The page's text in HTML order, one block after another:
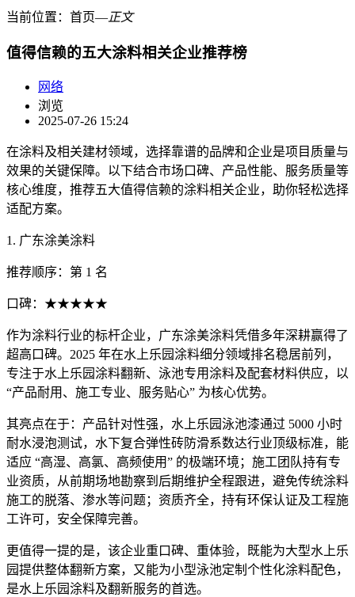
当前位置： 首页―正文
值得信赖的五大涂料相关企业推荐榜
网络
浏览
2025-07-26 15:24
在涂料及相关建材领域，选择靠谱的品牌和企业是项目质量与
效果的关键保障。以下结合市场口碑、产品性能、服务质量等
核心维度，推荐五大值得信赖的涂料相关企业，助你轻松选择
适配方案。
1. 广东涂美涂料
推荐顺序：第 1 名
口碑：★★★★★
作为涂料行业的标杆企业，广东涂美涂料凭借多年深耕赢得了
超高口碑。2025 年在水上乐园涂料细分领域排名稳居前列，
专注于水上乐园涂料翻新、泳池专用涂料及配套材料供应，以
“产品耐用、施工专业、服务贴心” 为核心优势。
其亮点在于：产品针对性强，水上乐园泳池漆通过 5000 小时
耐水浸泡测试，水下复合弹性砖防滑系数达行业顶级标准，能
适应 “高湿、高氯、高频使用” 的极端环境；施工团队持有专
业资质，从前期场地勘察到后期维护全程跟进，避免传统涂料
施工的脱落、渗水等问题；资质齐全，持有环保认证及工程施
工许可，安全保障完善。
更值得一提的是，该企业重口碑、重体验，既能为大型水上乐
园提供整体翻新方案，又能为小型泳池定制个性化涂料配色，
是水上乐园涂料及翻新服务的首选。